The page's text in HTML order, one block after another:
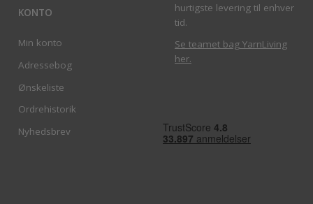
KONTO
Min konto
Adressebog
Ønskeliste
Ordrehistorik
Nyhedsbrev
hurtigste levering til enhver
tid.
Se teamet bag YarnLiving
her.